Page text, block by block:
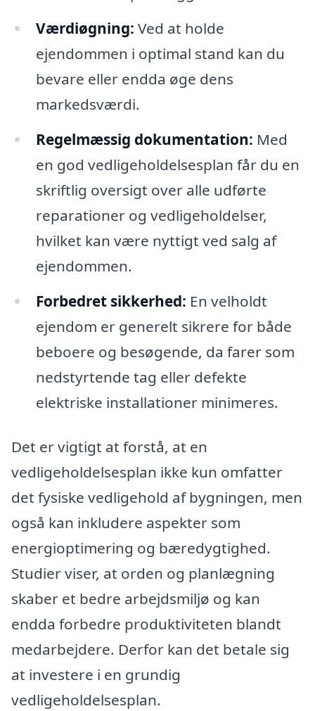
Værdiøgning: Ved at holde
ejendommen i optimal stand kan du
bevare eller endda øge dens
markedsværdi.
Regelmæssig dokumentation: Med
en god vedligeholdelsesplan får du en
skriftlig oversigt over alle udførte
reparationer og vedligeholdelser,
hvilket kan være nyttigt ved salg af
ejendommen.
Forbedret sikkerhed: En velholdt
ejendom er generelt sikrere for både
beboere og besøgende, da farer som
nedstyrtende tag eller defekte
elektriske installationer minimeres.
Det er vigtigt at forstå, at en
vedligeholdelsesplan ikke kun omfatter
det fysiske vedligehold af bygningen, men
også kan inkludere aspekter som
energioptimering og bæredygtighed.
Studier viser, at orden og planlægning
skaber et bedre arbejdsmiljø og kan
endda forbedre produktiviteten blandt
medarbejdere. Derfor kan det betale sig
at investere i en grundig
vedligeholdelsesplan.